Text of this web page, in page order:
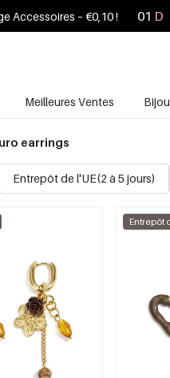
Accessoires – €0,10 ! 01 D
Meilleures Ventes
earrings
Entrepôt de l'UE(2 à 5 jours)
Entrepôt